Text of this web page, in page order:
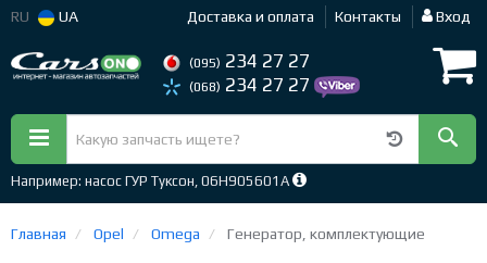
RU UA Доставка и оплата Контакты Вход
(095) 234 27 27
(068) 234 27 27
Например: насос ГУР Туксон, 06H905601A
Главная Opel Omega Генератор, комплектующие